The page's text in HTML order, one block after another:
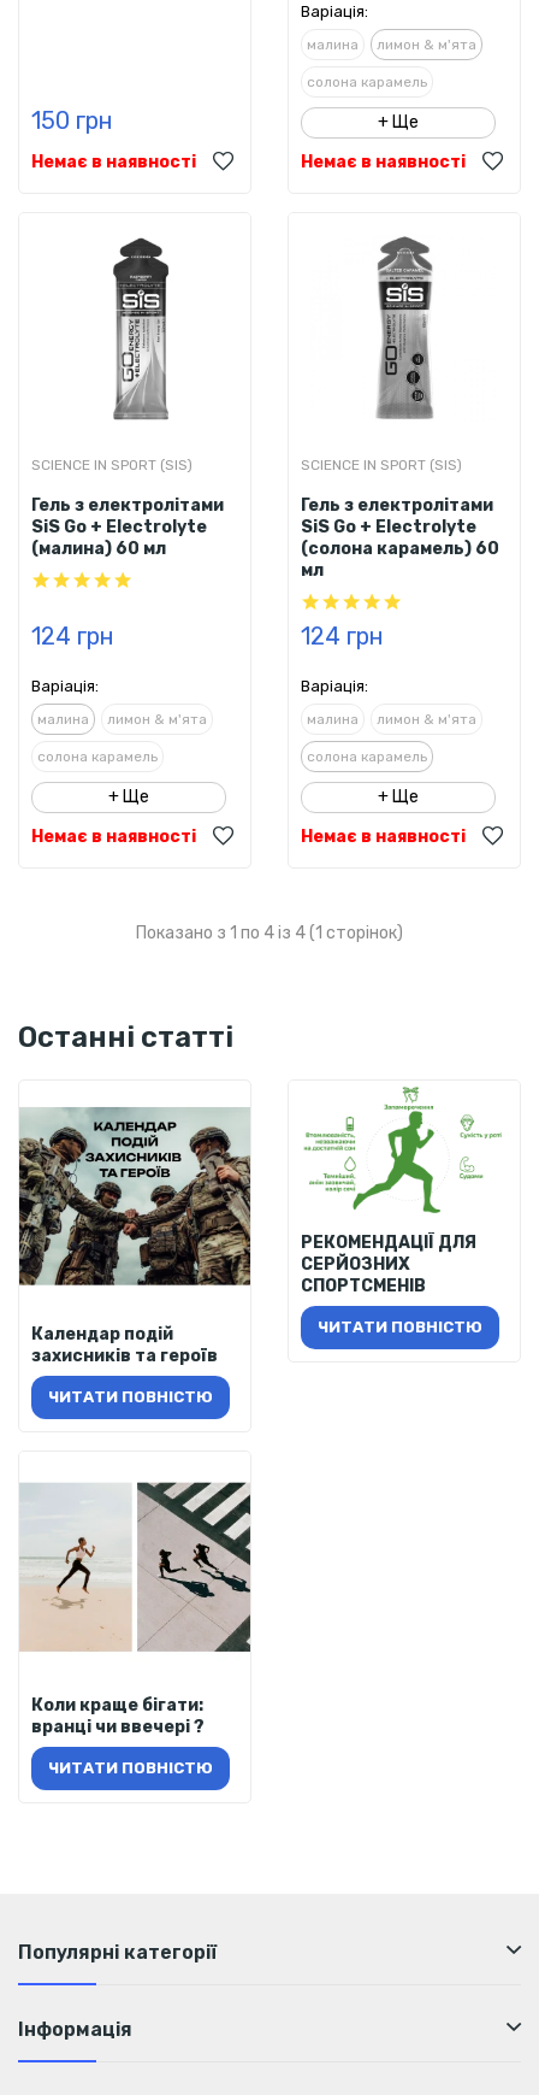
150 грн
Немає в наявності
Варіація:
малина лимон & м'ята
солона карамель
+ Ще
Немає в наявності
SCIENCE IN SPORT (SIS)
Гель з електролітами
SiS Go + Electrolyte
(малина) 60 мл
124 грн
Варіація:
малина лимон & м'ята
солона карамель
+ Ще
Немає в наявності
SCIENCE IN SPORT (SIS)
Гель з електролітами
SiS Go + Electrolyte
(солона карамель) 60
мл
124 грн
Варіація:
малина лимон & м'ята
солона карамель
+ Ще
Немає в наявності
Показано з 1 по 4 із 4 (1 сторінок)
Останні статті
Календар подій
захисників та героїв
ЧИТАТИ ПОВНІСТЮ
РЕКОМЕНДАЦІЇ ДЛЯ
СЕРЙОЗНИХ
СПОРТСМЕНІВ
ЧИТАТИ ПОВНІСТЮ
Коли краще бігати:
вранці чи ввечері ?
ЧИТАТИ ПОВНІСТЮ
Популярні категорії
Інформація